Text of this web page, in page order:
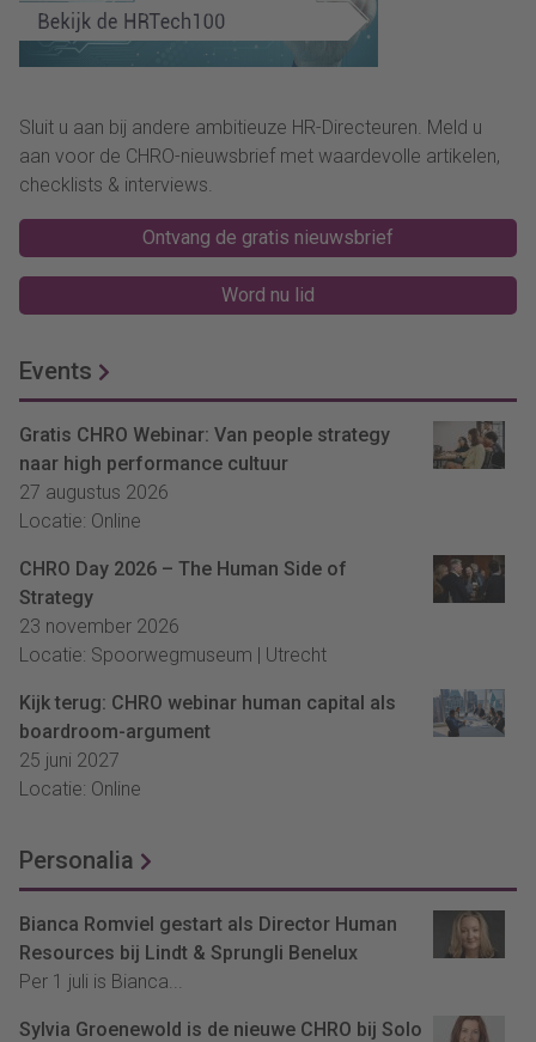
Sluit u aan bij andere ambitieuze HR-Directeuren. Meld u
aan voor de CHRO-nieuwsbrief met waardevolle artikelen,
checklists & interviews.
Ontvang de gratis nieuwsbrief
Word nu lid
Events
Gratis CHRO Webinar: Van people strategy
naar high performance cultuur
27 augustus 2026
Locatie: Online
CHRO Day 2026 – The Human Side of
Strategy
23 november 2026
Locatie: Spoorwegmuseum | Utrecht
Kijk terug: CHRO webinar human capital als
boardroom-argument
25 juni 2027
Locatie: Online
Personalia
Bianca Romviel gestart als Director Human
Resources bij Lindt & Sprungli Benelux
Per 1 juli is Bianca...
Sylvia Groenewold is de nieuwe CHRO bij Solo